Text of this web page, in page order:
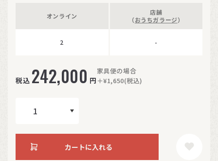
オンライン
2
店舗
（おうちガラージ）
-
税込 242,000 円
家具便の場合
＋¥1,650(税込)
カートに入れる